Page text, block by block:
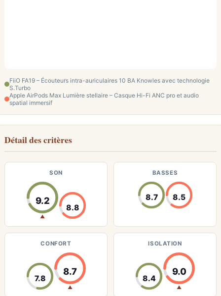
FiiO FA19 – Écouteurs intra-auriculaires 10 BA Knowles avec technologie
S.Turbo
Apple AirPods Max Lumière stellaire – Casque Hi-Fi ANC pro et audio
spatial immersif
Détail des critères
SON
9.2
▲
8.8
BASSES
8.7 8.5
CONFORT
7.8
8.7
▲
ISOLATION
8.4
9.0
▲